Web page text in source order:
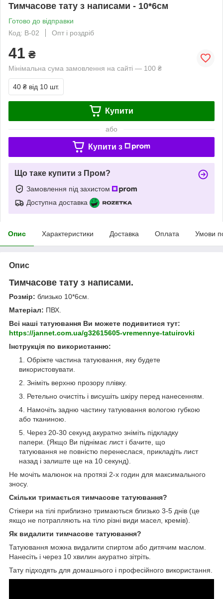
Тимчасове тату з написами - 10*6см
Готово до відправки
Код: B-02
Опт і роздріб
41 ₴
Мінімальна сума замовлення на сайті — 100 ₴
40 ₴ від 10 шт.
Купити
або
Купити з
Що таке купити з Пром?
Замовлення під захистом
Доступна доставка
Опис Характеристики Доставка Оплата Умови
Опис
Тимчасове тату з написами.
Розмір: близько 10*6см.
Матеріал: ПВХ.
Всі наші татуювання Ви можете подивитися тут:
https://jannet.com.ua/g32615605-vremennye-tatuirovki
Інструкція по використанню:
Обріжте частина татуювання, яку будете
використовувати.
Зніміть верхню прозору плівку.
Ретельно очистіть і висушіть шкіру перед нанесенням.
Намочіть задню частину татуювання вологою губкою
або тканиною.
Через 20-30 секунд акуратно зніміть підкладку
папери. (Якщо Ви піднімає лист і бачите, що
татуювання не повністю перенеслася, прикладіть лист
назад і залиште ще на 10 секунд).
Не мочіть малюнок на протязі 2-х годин для максимального
зносу.
Скільки тримається тимчасове татуювання?
Стікери на тілі приблизно тримаються близько 3-5 днів (це
якщо не потрапляють на тіло різні види масел, кремів).
Як видалити тимчасове татуювання?
Татуювання можна видалити спиртом або дитячим маслом.
Нанесіть і через 10 хвилин акуратно зітріть.
Тату підходять для домашнього і професійного використання.